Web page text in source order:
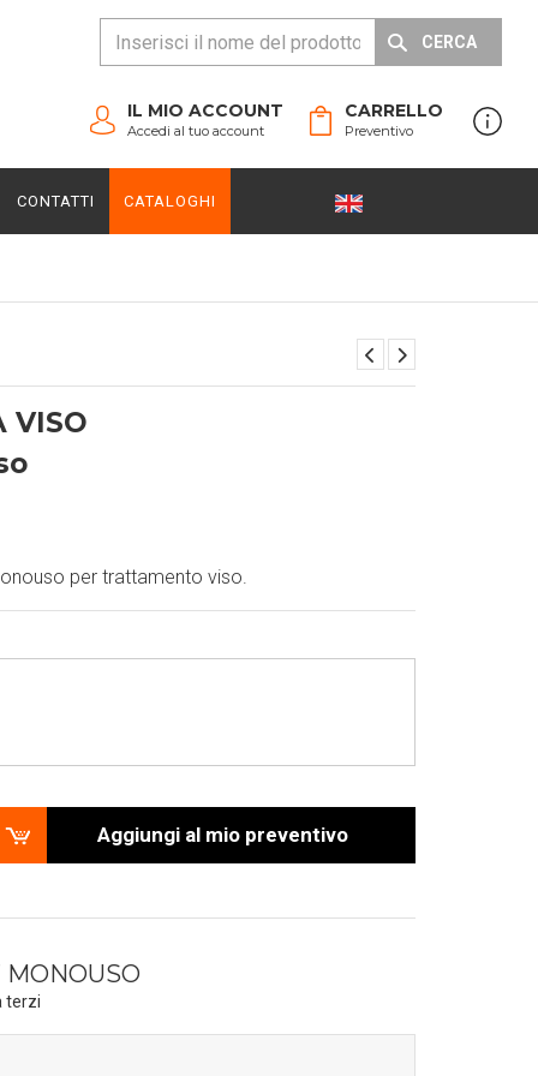
CERCA
CARRELLO
Preventivo
IL MIO ACCOUNT
Accedi al tuo account
CONTATTI CATALOGHI
VISO
per trattamento viso.
Aggiungi al mio preventivo
MONOUSO
terzi